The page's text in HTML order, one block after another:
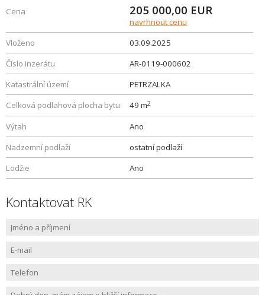
Cena 205 000,00 EUR
navrhnout cenu
Vloženo
03.09.2025
Číslo inzerátu
AR-0119-000602
Katastrální území
PETRZALKA
Celková podlahová plocha bytu
49 m2
Výtah
Ano
Nadzemní podlaží
ostatní podlaží
Lodžie
Ano
Kontaktovat RK